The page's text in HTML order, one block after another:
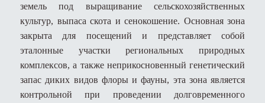
земель под выращивание сельскохозяйственных
культур, выпаса скота и сенокошение. Основная зона
закрыта для посещений и представляет собой
эталонные участки региональных природных
комплексов, а также неприкосновенный генетический
запас диких видов флоры и фауны, эта зона является
контрольной при проведении долговременного